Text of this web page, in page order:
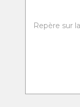
Repère sur